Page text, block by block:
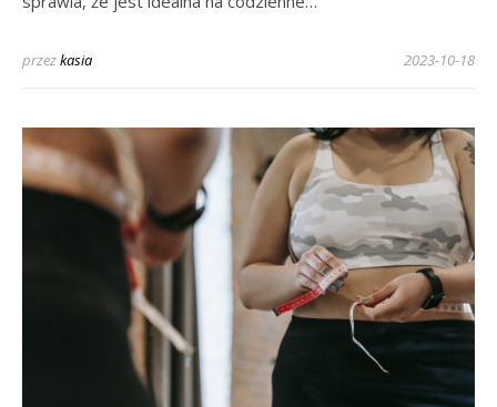
przezkasia 2023-10-18